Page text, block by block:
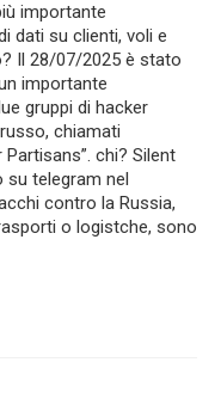
importante
dati su clienti, voli e
Il 28/07/2025 è stato
importante
gruppi di hacker
chiamati
chi? Silent
su telegram nel
contro la Russia,
o logistche, sono